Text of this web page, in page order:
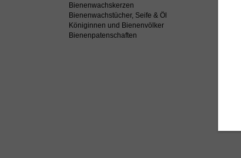
Bienenwachskerzen
Bienenwachstücher, Seife & Öl
Königinnen und Bienenvölker
Bienenpatenschaften